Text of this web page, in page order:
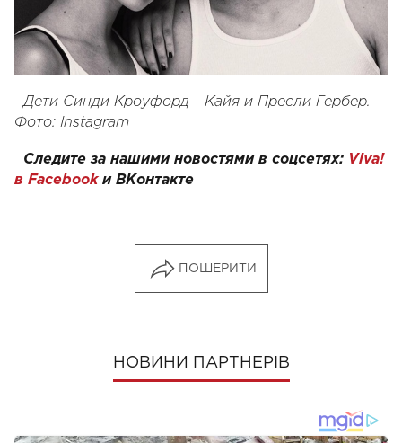
Дети Синди Кроуфорд - Кайя и Пресли Гербер.
Фото: Instagram
Следите за нашими новостями в соцсетях: Viva!
в Facebookи ВКонтакте
ПОШЕРИТИ
НОВИНИ ПАРТНЕРІВ